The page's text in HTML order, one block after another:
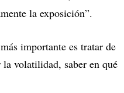
la exposición”.
importante es tratar de
volatilidad, saber en qué